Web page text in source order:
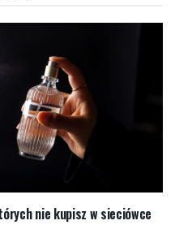
nie kupisz w sieciówce